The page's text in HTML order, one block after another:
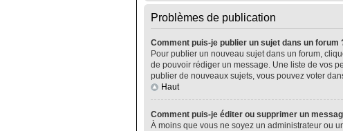
Problèmes de publication
Comment puis-je publier un sujet dans un forum
Pour publier un nouveau sujet dans un forum,
de pouvoir rédiger un message. Une liste de vos
publier de nouveaux sujets, vous pouvez voter
Haut
Comment puis-je éditer ou supprimer un
À moins que vous ne soyez un administrateur ou